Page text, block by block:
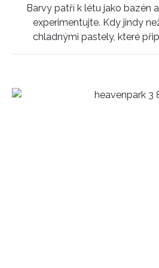
Barvy patří k létu jako bazén
experimentujte. Kdy jindy
chladnými pastely, které